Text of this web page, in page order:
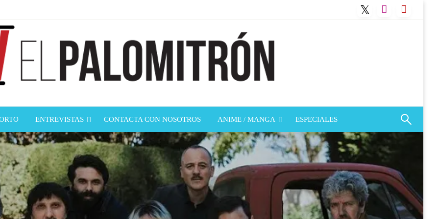
ENTREVISTAS CONTACTA CON NOSOTROS ANIME / MANGA ESPECIALES